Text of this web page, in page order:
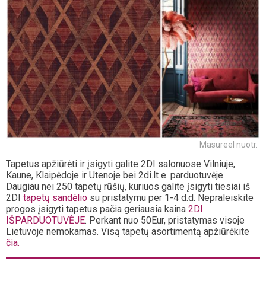
Masureel nuotr.
Tapetus apžiūrėti ir įsigyti galite 2DI salonuose Vilniuje,
Kaune, Klaipėdoje ir Utenoje bei 2di.lt e. parduotuvėje.
Daugiau nei 250 tapetų rūšių, kuriuos galite įsigyti tiesiai iš
2DI tapetų sandėlio su pristatymu per 1-4 d.d. Nepraleiskite
progos įsigyti tapetus pačia geriausia kaina 2DI
IŠPARDUOTUVĖJE. Perkant nuo 50Eur, pristatymas visoje
Lietuvoje nemokamas. Visą tapetų asortimentą apžiūrėkite
čia.